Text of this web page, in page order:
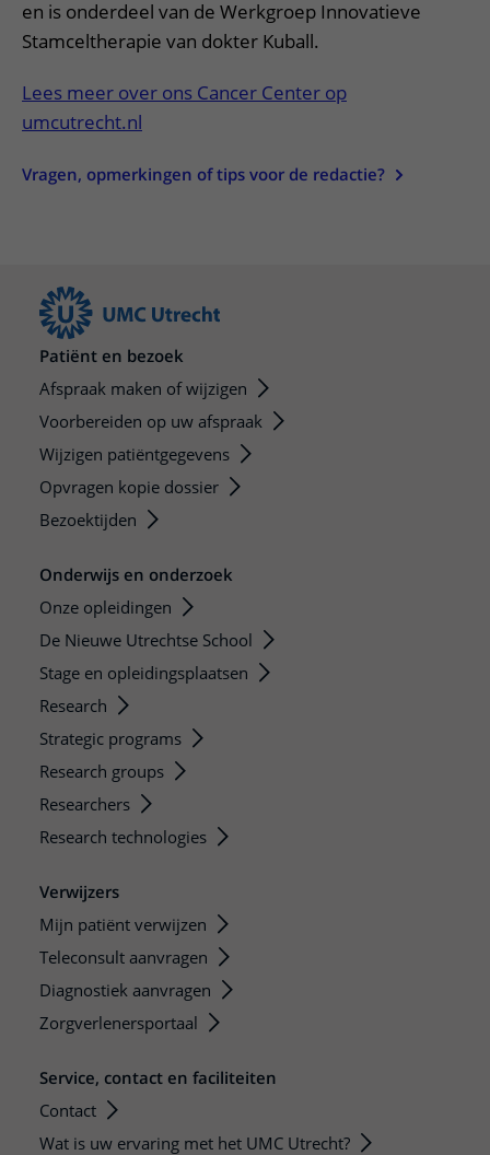
en is onderdeel van de Werkgroep Innovatieve
Stamceltherapie van dokter Kuball.
Lees meer over ons Cancer Center op
umcutrecht.nl
Vragen, opmerkingen of tips voor de redactie?
Patiënt en bezoek
Afspraak maken of wijzigen
Voorbereiden op uw afspraak
Wijzigen patiëntgegevens
Opvragen kopie dossier
Bezoektijden
Onderwijs en onderzoek
Onze opleidingen
De Nieuwe Utrechtse School
Stage en opleidingsplaatsen
Research
Strategic programs
Research groups
Researchers
Research technologies
Verwijzers
Mijn patiënt verwijzen
Teleconsult aanvragen
Diagnostiek aanvragen
Zorgverlenersportaal
Service, contact en faciliteiten
Contact
Wat is uw ervaring met het UMC Utrecht?